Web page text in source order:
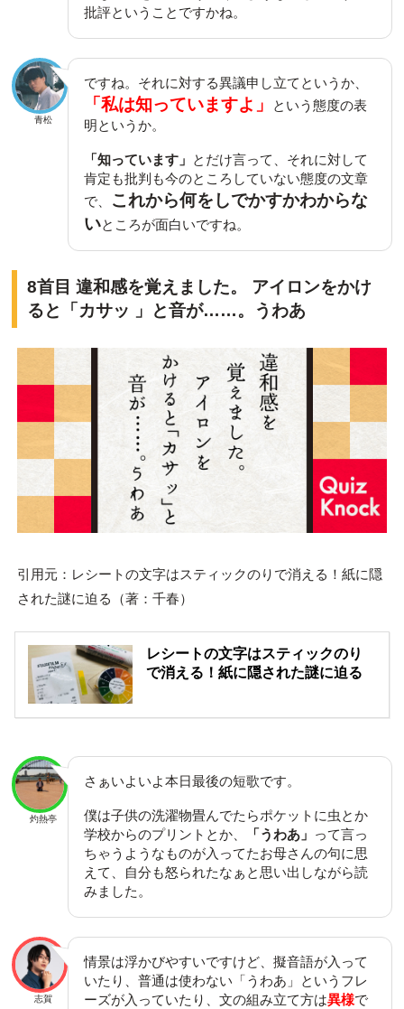
批評ということですかね。
青松
ですね。それに対する異議申し立てというか、
「私は知っていますよ」
という態度の表
明というか。
「知っています」 とだけ言って、それに対して
肯定も批判も今のところしていない態度の文章
で、
これから何をしでかすかわからな
いところが面白いですね。
8首目 違和感を覚えました。 アイロンをかけ
ると「カサッ 」と音が……。うわあ
引用元：レシートの文字はスティックのりで消える！紙に隠
された謎に迫る（著：千春）
レシートの文字はスティックのり
で消える！紙に隠された謎に迫る
灼熱亭
さぁいよいよ本日最後の短歌です。
僕は子供の洗濯物畳んでたらポケットに虫とか
学校からのプリントとか、
「うわあ」 って言っ
ちゃうようなものが入ってたお母さんの句に思
えて、自分も怒られたなぁと思い出しながら読
みました。
志賀
情景は浮かびやすいですけど、擬音語が入って
いたり、普通は使わない「うわあ」というフレ
ーズが入っていたり、文の組み立て方は異様で